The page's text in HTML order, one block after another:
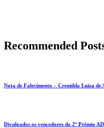
Recommended
Nota de Falecimento – Cremilda Luiza de
Divulgados os vencedores do 2º Prêmio